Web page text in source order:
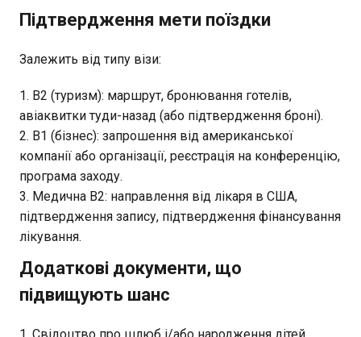
Підтвердження мети поїздки
Залежить від типу візи:
B2 (туризм): маршрут, бронювання готелів,
авіаквитки туди-назад (або підтвердження броні).
B1 (бізнес): запрошення від американської
компанії або організації, реєстрація на конференцію,
програма заходу.
Медична B2: направлення від лікаря в США,
підтвердження запису, підтвердження фінансування
лікування.
Додаткові документи, що
підвищують шанс
Свідоцтво про шлюб і/або народження дітей.